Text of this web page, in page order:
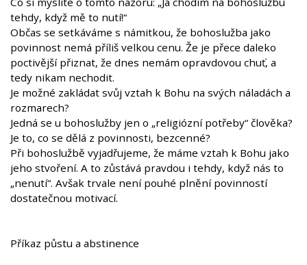
tehdy, když mě to nutí!“
Občas se setkáváme s námitkou, že bohoslužba jako
povinnost nemá příliš velkou cenu. Že je přece daleko
poctivější přiznat, že dnes nemám opravdovou chuť, a
tedy nikam nechodit.
Je možné zakládat svůj vztah k Bohu na svých náladách a
rozmarech?
Jedná se u bohoslužby jen o „religiózní potřeby“ člověka?
Je to, co se dělá z povinnosti, bezcenné?
Při bohoslužbě vyjadřujeme, že máme vztah k Bohu jako
jeho stvoření. A to zůstává pravdou i tehdy, když nás to
„nenutí“. Avšak trvale není pouhé plnění povinností
dostatečnou motivací.
Příkaz půstu a abstinence